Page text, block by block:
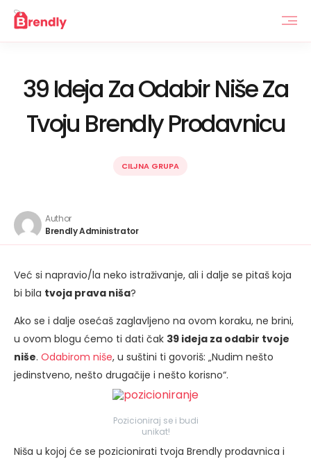
39 Ideja Za Odabir Niše Za
Tvoju Brendly Prodavnicu
CILJNA GRUPA
Author
Brendly Administrator
Već si napravio/la neko istraživanje, ali i dalje se pitaš koja
bi bila tvoja prava niša?
Ako se i dalje osećaš zaglavljeno na ovom koraku, ne brini,
u ovom blogu ćemo ti dati čak 39 ideja za odabir tvoje
niše. Odabirom niše, u suštini ti govoriš: „Nudim nešto
jedinstveno, nešto drugačije i nešto korisno“.
Pozicioniraj se i budi
unikat!
Niša u kojoj će se pozicionirati tvoja Brendly prodavnica i